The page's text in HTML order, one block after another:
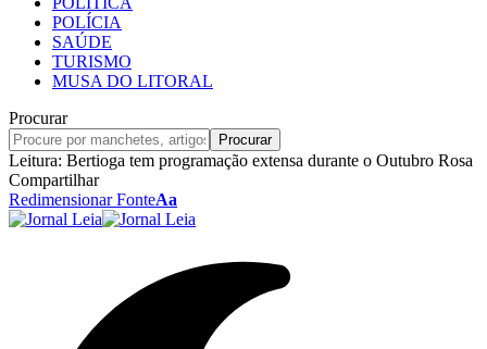
POLÍCIA
SAÚDE
TURISMO
MUSA DO LITORAL
Procurar
Leitura: Bertioga tem programação extensa durante o Outubro Rosa
Compartilhar
Redimensionar FonteAa